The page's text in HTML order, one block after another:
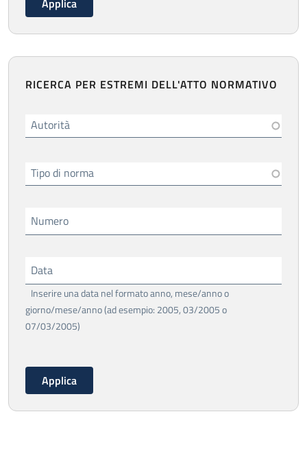
RICERCA PER ESTREMI DELL'ATTO NORMATIVO
Autorità
Tipo di norma
Numero
Data
Inserire una data nel formato anno, mese/anno o
giorno/mese/anno (ad esempio: 2005, 03/2005 o
07/03/2005)